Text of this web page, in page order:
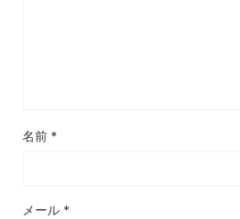
名前 *
メール *